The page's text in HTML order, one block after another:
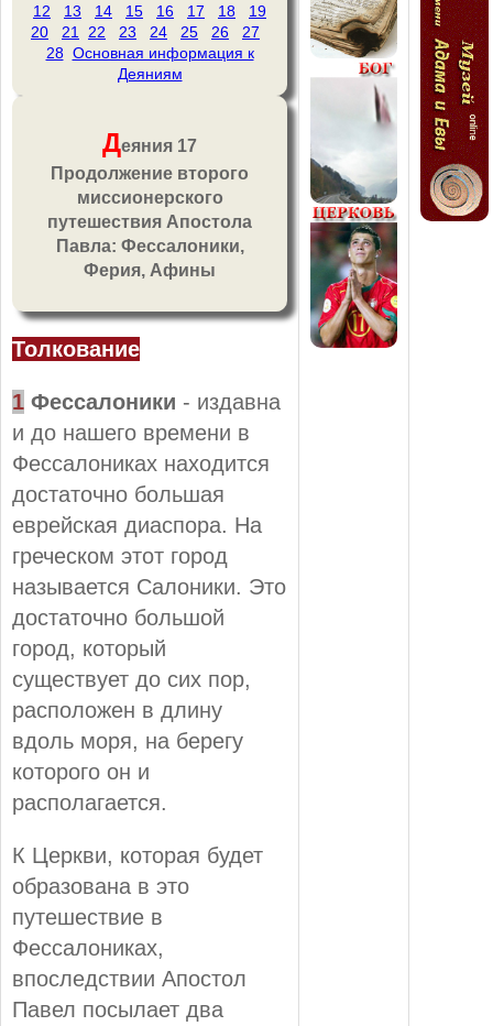
12
13 14 15 16 17 18
19
20
21 22 23 24 25 26
27
28 Основная информация к
Деяниям
Деяния 17
Продолжение второго
миссионерского
путешествия Апостола
Павла: Фессалоники,
Ферия, Афины
Толкование
1 Фессалоники - издавна
и до нашего времени в
Фессалониках находится
достаточно большая
еврейская диаспора. На
греческом этот город
называется Салоники. Это
достаточно большой
город, который
существует до сих пор,
расположен в длину
вдоль моря, на берегу
которого он и
располагается.
К Церкви, которая будет
образована в это
путешествие в
Фессалониках,
впоследствии Апостол
Павел посылает два